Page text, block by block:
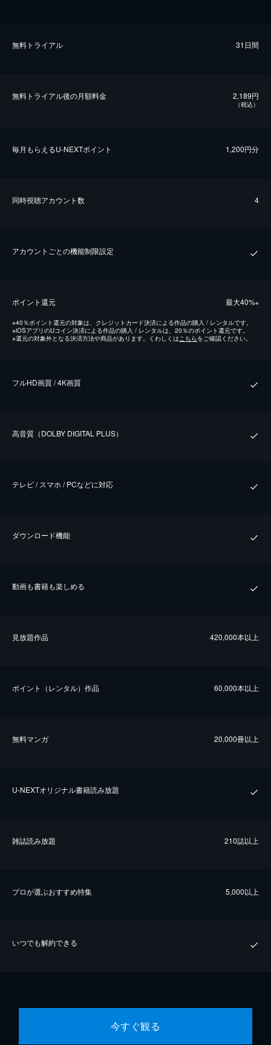
無料トライアル 31日間
無料トライアル後の⽉額料金 2,189円
（税込）
毎⽉もらえるU-NEXTポイント 1,200円分
同時視聴アカウント数 4
アカウントごとの機能制限設定
ポイント還元 最⼤40%※
※40％ポイント還元の対象は、クレジットカード決済による作品の購入 / レンタルです。
※iOSアプリのUコイン決済による作品の購入 / レンタルは、20％のポイント還元です。
※還元の対象外となる決済方法や商品があります。くわしくはこちらをご確認ください。
フルHD画質 / 4K画質
⾼⾳質（DOLBY DIGITAL PLUS）
テレビ / スマホ / PCなどに対応
ダウンロード機能
動画も書籍も楽しめる
⾒放題作品 420,000本以上
ポイント（レンタル）作品 60,000本以上
無料マンガ 20,000冊以上
U-NEXTオリジナル書籍読み放題
雑誌読み放題 210誌以上
プロが選ぶおすすめ特集 5,000以上
いつでも解約できる
今すぐ観る